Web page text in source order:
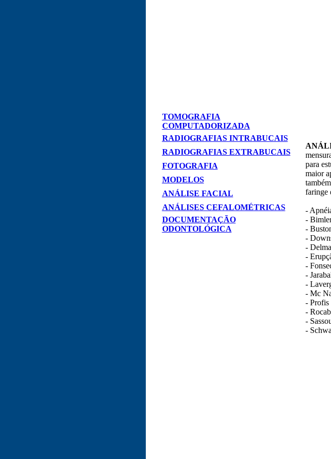
TOMOGRAFIA
COMPUTADORIZADA
RADIOGRAFIAS INTRABUCAIS
RADIOGRAFIAS EXTRABUCAIS
FOTOGRAFIA
MODELOS
ANÁLISE FACIAL
ANÁLISES CEFALOMÉTRICAS
DOCUMENTAÇÃO
ODONTOLÓGICA
para
maior
faringe
-
-
-
-
-
-
-
-
-
- Mc
- Profis
-
-
-